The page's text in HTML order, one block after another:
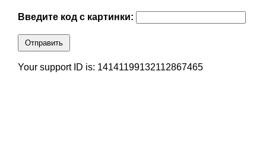
Введите код с картинки:
Отправить
Your support ID is: 14141199132112867465